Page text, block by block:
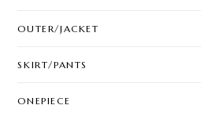
OUTER/JACKET
SKIRT/PANTS
ONEPIECE